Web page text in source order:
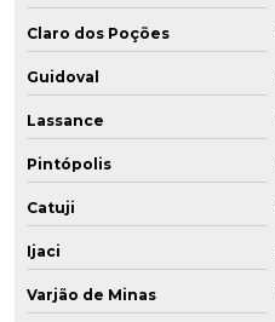
Claro dos Poções
Guidoval
Lassance
Pintópolis
Catuji
Ijaci
Varjão de Minas